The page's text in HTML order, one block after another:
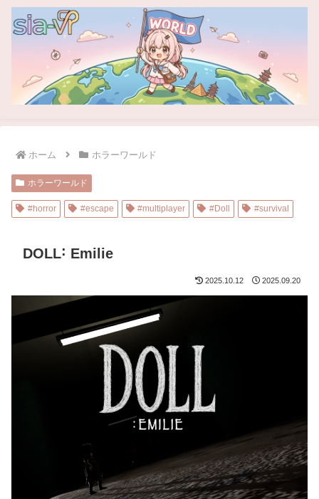
ホーム ホラーワールド
ホラーワールド
#horror #escape #multiplayer #Doll #survival
DOLL˸ Emilie
2025.10.12 2025.09.20